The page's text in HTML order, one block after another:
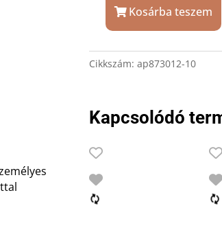
Fekete
táskaakasztó
ajándék
Kosárba teszem
Cikkszám: ap873012-10
Kapcsolódó